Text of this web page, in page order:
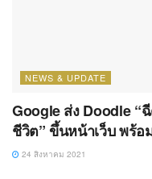
NEWS & UPDATE
Google ส่ง Doodle
ชีวิต” ขึ้นหน้าเว็บ พร้
24 สิงหาคม 2021